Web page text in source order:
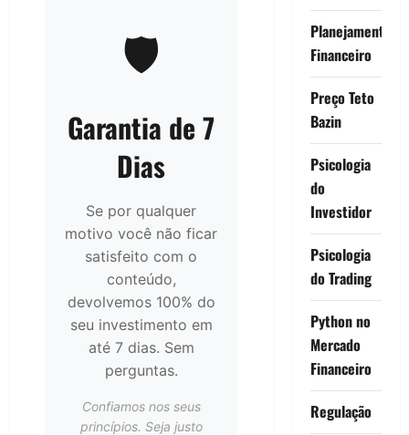
🛡️
Garantia de 7
Dias
Se por qualquer
motivo você não ficar
satisfeito com o
conteúdo,
devolvemos 100% do
seu investimento em
até 7 dias. Sem
perguntas.
Confiamos nos seus
princípios. Seja justo
Planejamento
Financeiro
Preço Teto
Bazin
Psicologia
do
Investidor
Psicologia
do Trading
Python no
Mercado
Financeiro
Regulação